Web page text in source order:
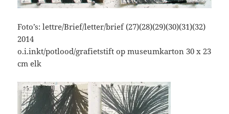
Foto’s: lettre/Brief/letter/brief (27)(28)(29)(30)(31)(32)
2014
o.i.inkt/potlood/grafietstift op museumkarton 30 x 23
cm elk